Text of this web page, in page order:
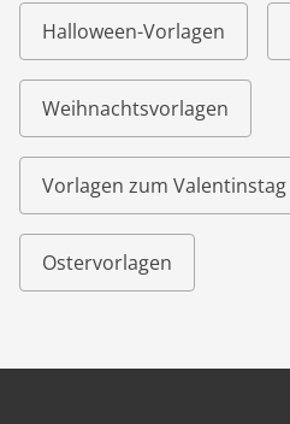
Halloween-Vorlagen
Weihnachtsvorlagen
Vorlagen zum Valentinstag
Ostervorlagen